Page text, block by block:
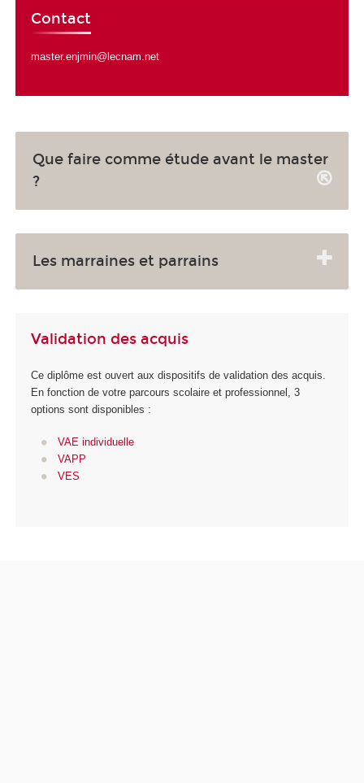
Contact
master.enjmin@lecnam.net
Que faire comme étude avant le master
?
Les marraines et parrains
Validation des acquis
Ce diplôme est ouvert aux dispositifs de validation des acquis.
En fonction de votre parcours scolaire et professionnel, 3
options sont disponibles :
VAE individuelle
VAPP
VES